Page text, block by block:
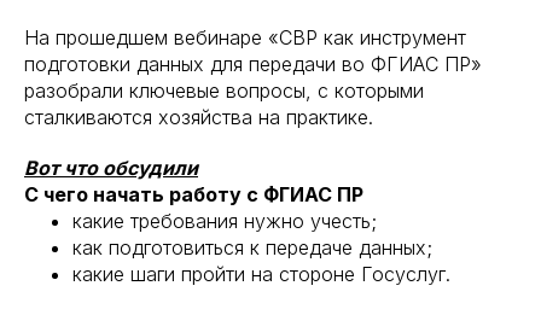
На прошедшем вебинаре «СВР как инструмент
подготовки данных для передачи во ФГИАС ПР»
разобрали ключевые вопросы, с которыми
сталкиваются хозяйства на практике.
Вот что обсудили
С чего начать работу с ФГИАС ПР
какие требования нужно учесть;
как подготовиться к передаче данных;
какие шаги пройти на стороне Госуслуг.